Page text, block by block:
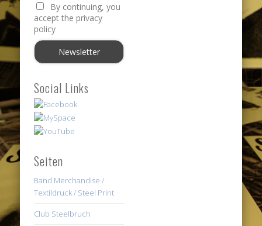
By continuing, you
accept the privacy
policy
Social Links
Seiten
Band Merchandise /
Textildruck / Steel Print
Club Steelbruch